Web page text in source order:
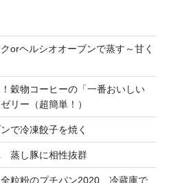
orヘルシオオーブンで蒸す～甘く
穀物コーヒーの「一番おいしい
リー（超簡単！）
で冷凍餃子を焼く
蒸し豚に相性抜群
粒粉のプチパン2020 冷蔵庫で